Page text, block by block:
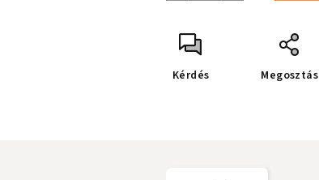
Kérdés Megosztás